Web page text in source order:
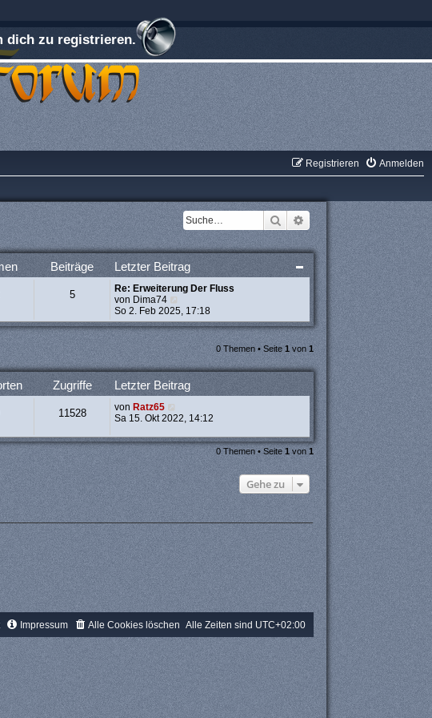
dich zu registrieren.
Anmelden
Registrieren
Suche
Erweiterte Suche
Beiträge Letzter Beitrag
5
Re: Erweiterung Der Fluss
von Dima74
e
u
e
s
e
B
t
a
g
So 2. Feb 2025, 17:18
0 Themen • Seite1 von1
Zugriffe Letzter Beitrag
11528 von Ratz65
Sa 15. Okt 2022, 14:12
0 Themen • Seite1 von1
Gehe zu
Alle Zeiten sind UTC+02:00
Alle Cookies löschen
Impressum